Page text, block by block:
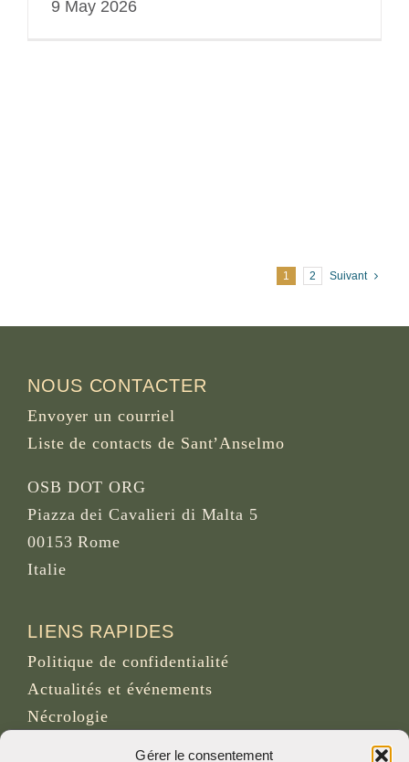
Gérer le consentement
9 May 2026
1 2 Suivant
NOUS CONTACTER
Envoyer un courriel
Liste de contacts de Sant’Anselmo
OSB DOT ORG
Piazza dei Cavalieri di Malta 5
00153 Rome
Italie
LIENS RAPIDES
Politique de confidentialité
Actualités et événements
Nécrologie